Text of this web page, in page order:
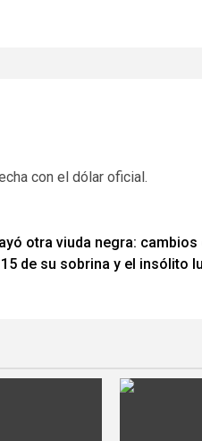
con el dólar oficial.
otra viuda negra:
15 de su sobrina y el insólito